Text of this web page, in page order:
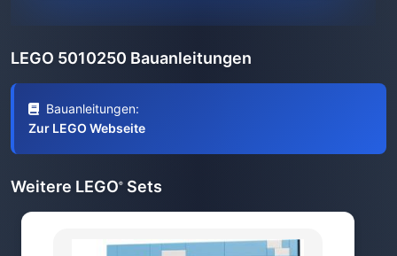
LEGO 5010250 Bauanleitungen
Bauanleitungen:
Zur LEGO Webseite
Weitere LEGO® Sets